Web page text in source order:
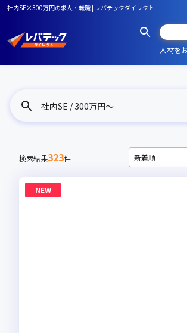
社内SE×300万円の求人・転職 | レバテックダイレクト
人材を
社内SE / 300万円〜
検索結果323件
NEW